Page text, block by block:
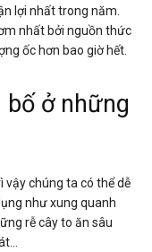
lợi nhất trong năm.
nhất bởi nguồn thức
ốc hơn bao giờ hết.
ở những
vậy chúng ta có thể dễ
như xung quanh
rễ cây to ăn sâu